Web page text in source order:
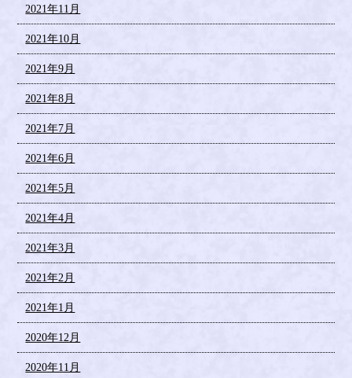
2021年11月
2021年10月
2021年9月
2021年8月
2021年7月
2021年6月
2021年5月
2021年4月
2021年3月
2021年2月
2021年1月
2020年12月
2020年11月